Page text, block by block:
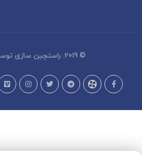
© 2019. راستچین سازی توسط